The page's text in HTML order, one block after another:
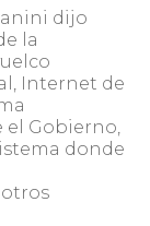
dijo
la
Internet de
el Gobierno,
donde